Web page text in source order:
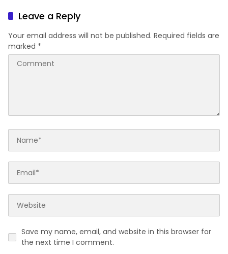
Leave a Reply
Your email address will not be published. Required fields are
marked *
Save my name, email, and website in this browser for
the next time I comment.